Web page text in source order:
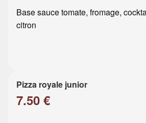
Base sauce tomate, fromage,
citron
Pizza royale junior
7.50 €